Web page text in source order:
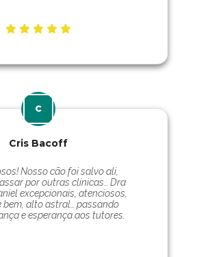
Cris Bacoff
Nosso cão foi salvo ali,
por outras clínicas… Dra
excepcionais, atenciosos,
bem, alto astral… passando
e esperança aos tutores.